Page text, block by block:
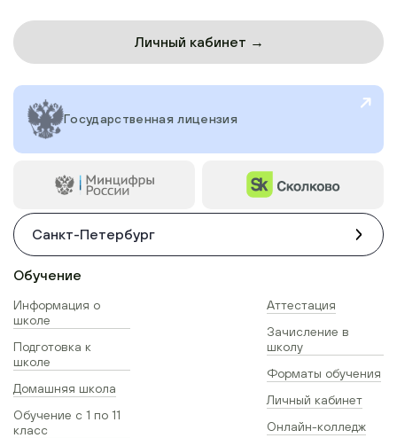
Личный кабинет →
Государственная лицензия
Санкт-Петербург
Обучение
Информация о
школе
Подготовка к
школе
Домашняя школа
Обучение с 1 по 11
класс
Аттестация
Зачисление в
школу
Форматы обучения
Личный кабинет
Онлайн-колледж